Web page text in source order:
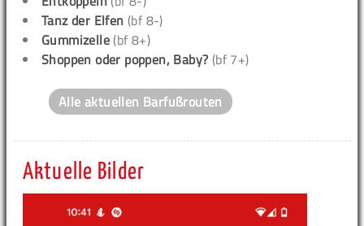
Tanz der Elfen (bf 8-)
Gummizelle (bf 8+)
Shoppen oder poppen, Baby? (bf 7+)
Alle aktuellen Barfußrouten
Aktuelle Bilder